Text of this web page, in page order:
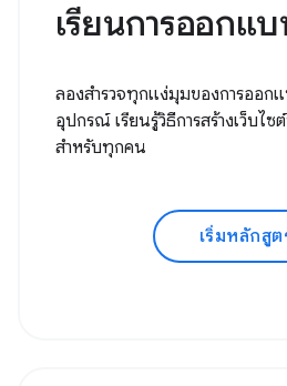
เรียนการออกแ
ลองสำรวจทุกแง่มุมของการออก
อุปกรณ์ เรียนรู้วิธีการสร้างเว็บไ
สำหรับทุกคน
เริ่มหลักสูต